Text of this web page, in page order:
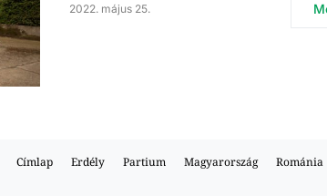
2022. május 25.
Címlap Erdély Partium Magyarország Románia